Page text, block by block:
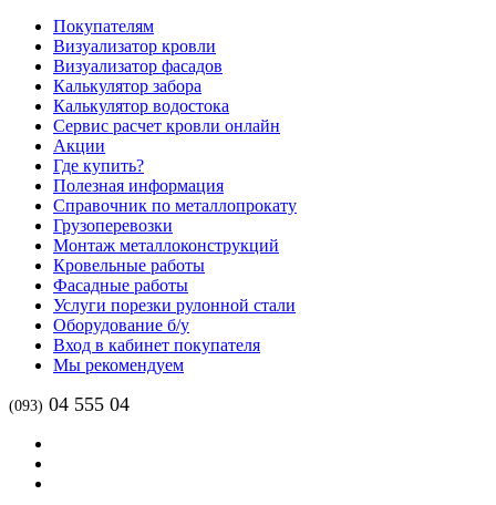
Покупателям
Визуализатор кровли
Визуализатор фасадов
Калькулятор забора
Калькулятор водостока
Сервис расчет кровли онлайн
Акции
Где купить?
Полезная информация
Справочник по металлопрокату
Грузоперевозки
Монтаж металлоконструкций
Кровельные работы
Фасадные работы
Услуги порезки рулонной стали
Оборудование б/у
Вход в кабинет покупателя
Мы рекомендуем
(093) 04 555 04